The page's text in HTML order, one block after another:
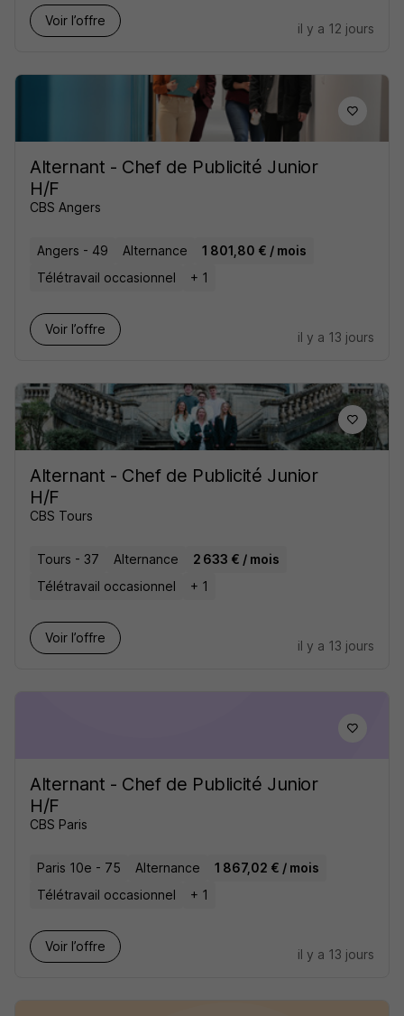
Voir l’offre
il y a 12 jours
Alternant - Chef de Publicité Junior
H/F
CBS Angers
Angers - 49 Alternance
1 801,80 € / mois
Télétravail occasionnel
+ 1
Voir l’offre
il y a 13 jours
Alternant - Chef de Publicité Junior
H/F
CBS Tours
Tours - 37 Alternance
2 633 € / mois
Télétravail occasionnel
+ 1
Voir l’offre
il y a 13 jours
Alternant - Chef de Publicité Junior
H/F
CBS Paris
Paris 10e - 75 Alternance
1 867,02 € / mois
Télétravail occasionnel
+ 1
Voir l’offre
il y a 13 jours